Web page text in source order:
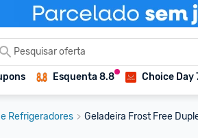
Esquenta 8.8 Choice Day
Refrigeradores Geladeira Frost Free